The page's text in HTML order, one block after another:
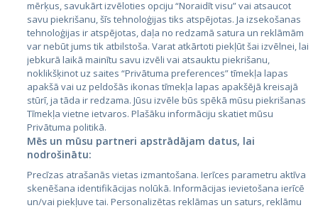
Latvija
Lietuva
City24.lv
City24.ee
GetaPro.lv
CVbankas.lt
Kainos.lt
Paslaugos.lt
mērķus, savukārt izvēloties opciju “Noraidīt visu” vai atsaucot
savu piekrišanu, šīs tehnoloģijas tiks atspējotas. Ja izsekošanas
tehnoloģijas ir atspējotas, daļa no redzamā satura un reklāmām
var nebūt jums tik atbilstoša. Varat atkārtoti piekļūt šai izvēlnei, lai
jebkurā laikā mainītu savu izvēli vai atsauktu piekrišanu,
noklikšķinot uz saites “Privātuma preferences” tīmekļa lapas
apakšā vai uz peldošās ikonas tīmekļa lapas apakšējā kreisajā
stūrī, ja tāda ir redzama. Jūsu izvēle būs spēkā mūsu piekrišanas
Tīmekļa vietne ietvaros. Plašāku informāciju skatiet mūsu
Privātuma politikā.
Mēs un mūsu partneri apstrādājam datus, lai
nodrošinātu:
Precīzas atrašanās vietas izmantošana. Ierīces parametru aktīva
skenēšana identifikācijas nolūkā. Informācijas ievietošana ierīcē
un/vai piekļuve tai. Personalizētas reklāmas un saturs, reklāmu